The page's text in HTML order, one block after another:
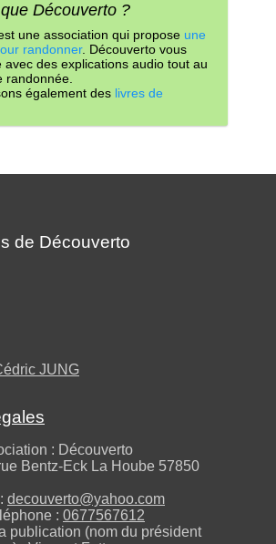
Découverto ?
une association qui propose une
randonner. Découverto vous
avec des explications audio tout au
randonnée.
également des livres de
de Découverto
JUNG
: Découverto
Bentz-Eck La Hoube 57850
decouverto@yahoo.com
: 0677567612
publication (nom du président